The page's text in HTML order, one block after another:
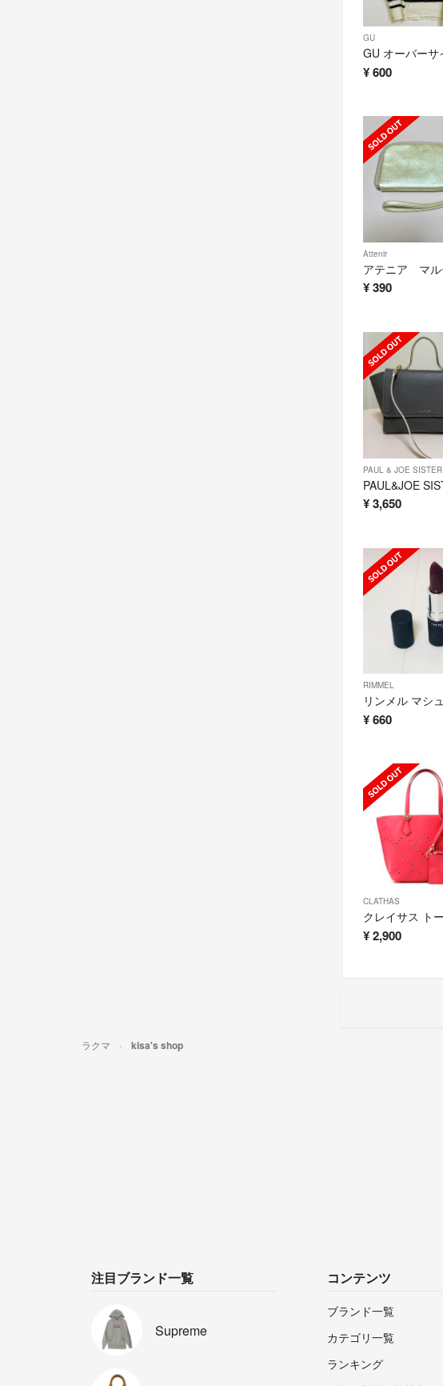
GU
¥600
Attenir
¥390
PAUL & JOE SISTER
¥3,650
RIMMEL
¥660
CLATHAS
¥2,900
ラクマ kisa's shop
注目ブランド一覧
Supreme
コンテンツ
ブランド一覧
カテゴリ一覧
ランキング